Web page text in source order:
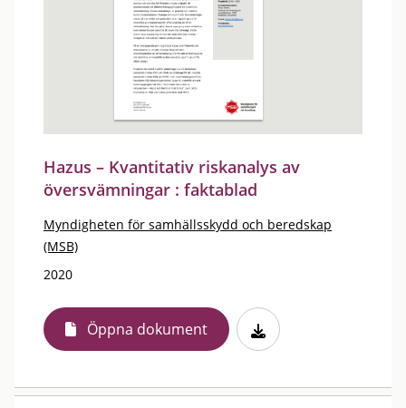
Hazus – Kvantitativ riskanalys av
översvämningar : faktablad
Myndigheten för samhällsskydd och beredskap
(MSB)
2020
Öppna dokument